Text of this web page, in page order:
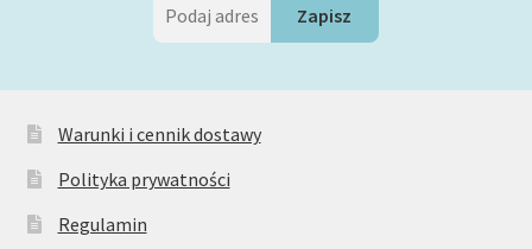
Warunki i cennik dostawy
Polityka prywatności
Regulamin